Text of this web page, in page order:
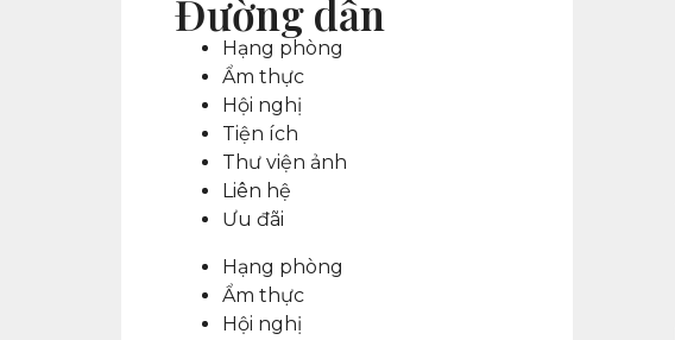
Đường dẫn
Hạng phòng
Ẩm thực
Hội nghị
Tiện ích
Thư viện ảnh
Liên hệ
Ưu đãi
Hạng phòng
Ẩm thực
Hội nghị